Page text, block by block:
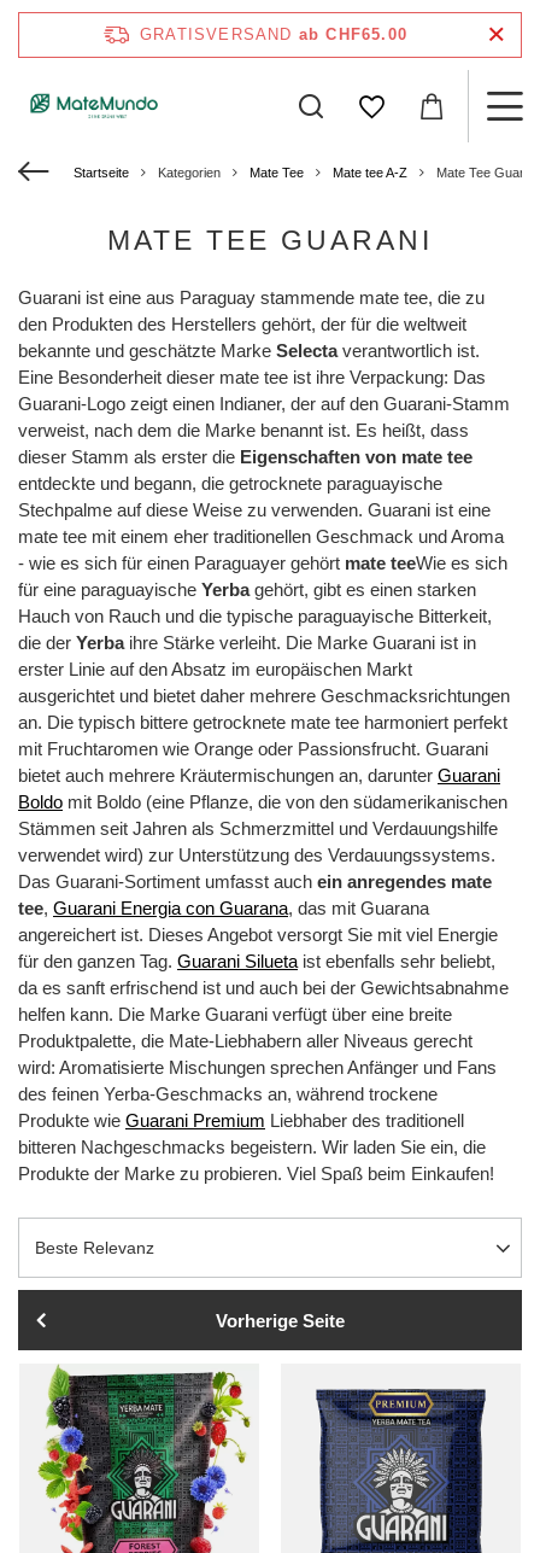
GRATISVERSAND ab CHF65.00
Startseite Kategorien Mate Tee Mate tee A-Z Mate Tee Guarani
MATE TEE GUARANI
Guarani ist eine aus Paraguay stammende mate tee, die zu
den Produkten des Herstellers gehört, der für die weltweit
bekannte und geschätzte Marke Selectaverantwortlich ist.
Eine Besonderheit dieser mate tee ist ihre Verpackung: Das
Guarani-Logo zeigt einen Indianer, der auf den Guarani-Stamm
verweist, nach dem die Marke benannt ist. Es heißt, dass
dieser Stamm als erster die Eigenschaften von mate tee
entdeckte und begann, die getrocknete paraguayische
Stechpalme auf diese Weise zu verwenden. Guarani ist eine
mate tee mit einem eher traditionellen Geschmack und Aroma
- wie es sich für einen Paraguayer gehört mate teeWie es sich
für eine paraguayische Yerbagehört, gibt es einen starken
Hauch von Rauch und die typische paraguayische Bitterkeit,
die der Yerbaihre Stärke verleiht. Die Marke Guarani ist in
erster Linie auf den Absatz im europäischen Markt
ausgerichtet und bietet daher mehrere Geschmacksrichtungen
an. Die typisch bittere getrocknete mate tee harmoniert perfekt
mit Fruchtaromen wie Orange oder Passionsfrucht. Guarani
bietet auch mehrere Kräutermischungen an, darunter Guarani
Boldo mit Boldo (eine Pflanze, die von den südamerikanischen
Stämmen seit Jahren als Schmerzmittel und Verdauungshilfe
verwendet wird) zur Unterstützung des Verdauungssystems.
Das Guarani-Sortiment umfasst auch ein anregendes mate
tee, Guarani Energia con Guarana, das mit Guarana
angereichert ist. Dieses Angebot versorgt Sie mit viel Energie
für den ganzen Tag. Guarani Silueta ist ebenfalls sehr beliebt,
da es sanft erfrischend ist und auch bei der Gewichtsabnahme
helfen kann. Die Marke Guarani verfügt über eine breite
Produktpalette, die Mate-Liebhabern aller Niveaus gerecht
wird: Aromatisierte Mischungen sprechen Anfänger und Fans
des feinen Yerba-Geschmacks an, während trockene
Produkte wie Guarani Premium Liebhaber des traditionell
bitteren Nachgeschmacks begeistern. Wir laden Sie ein, die
Produkte der Marke zu probieren. Viel Spaß beim Einkaufen!
Sortierung ändern
Beste Relevanz
Vorherige Seite